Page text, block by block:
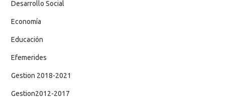
Desarrollo Social
Economía
Educación
Efemerides
Gestion 2018-2021
Gestion2012-2017